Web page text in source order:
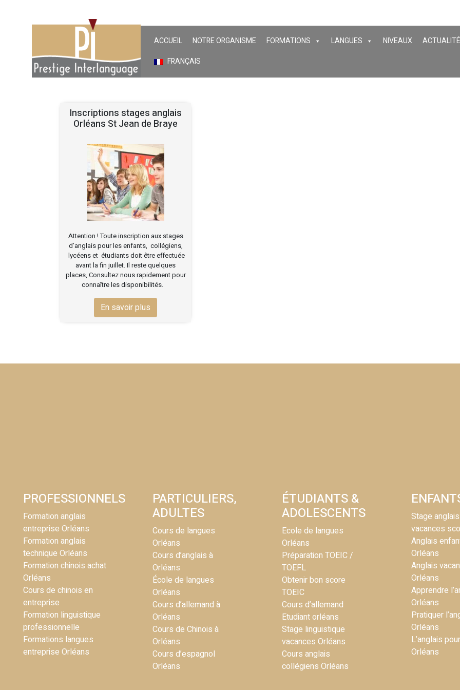
ACCUEIL NOTRE ORGANISME FORMATIONS LANGUES NIVEAUX
FRANÇAIS
Inscriptions stages anglais
Orléans St Jean de Braye
Attention ! Toute inscription aux stages
d’anglais pour les enfants, collégiens,
lycéens et étudiants doit être effectuée
avant la fin juillet. Il reste quelques
places, Consultez nous rapidement pour
connaître les disponibilités.
En savoir plus
PROFESSIONNELS
Formation anglais
entreprise Orléans
Formation anglais
technique Orléans
Formation chinois achat
Orléans
Cours de chinois en
entreprise
Formation linguistique
professionnelle
Formations langues
entreprise Orléans
PARTICULIERS,
ADULTES
Cours de langues
Orléans
Cours d’anglais à
Orléans
École de langues
Orléans
Cours d’allemand à
Orléans
Cours de Chinois à
Orléans
Cours d’espagnol
Orléans
ÉTUDIANTS &
ADOLESCENTS
Ecole de langues
Orléans
Préparation TOEIC /
TOEFL
Obtenir bon score
TOEIC
Cours d’allemand
Etudiant orléans
Stage linguistique
vacances Orléans
Cours anglais
collégiens Orléans
Stage anglais
vacances
Anglais
Orléans
Anglais
Orléans
Apprendre
Orléans
Pratiquer
Orléans
L’anglais
Orléans